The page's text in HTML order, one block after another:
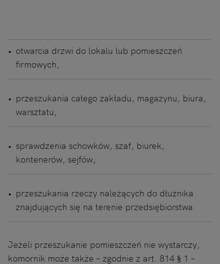
otwarcia drzwi do lokalu lub pomieszczeń
firmowych,
przeszukania całego zakładu, magazynu, biura,
warsztatu,
sprawdzenia schowków, szaf, biurek,
kontenerów, sejfów,
przeszukania rzeczy należących do dłużnika
znajdujących się na terenie przedsiębiorstwa.
Jeżeli przeszukanie pomieszczeń nie wystarczy,
komornik może także – zgodnie z art. 814 § 1 –